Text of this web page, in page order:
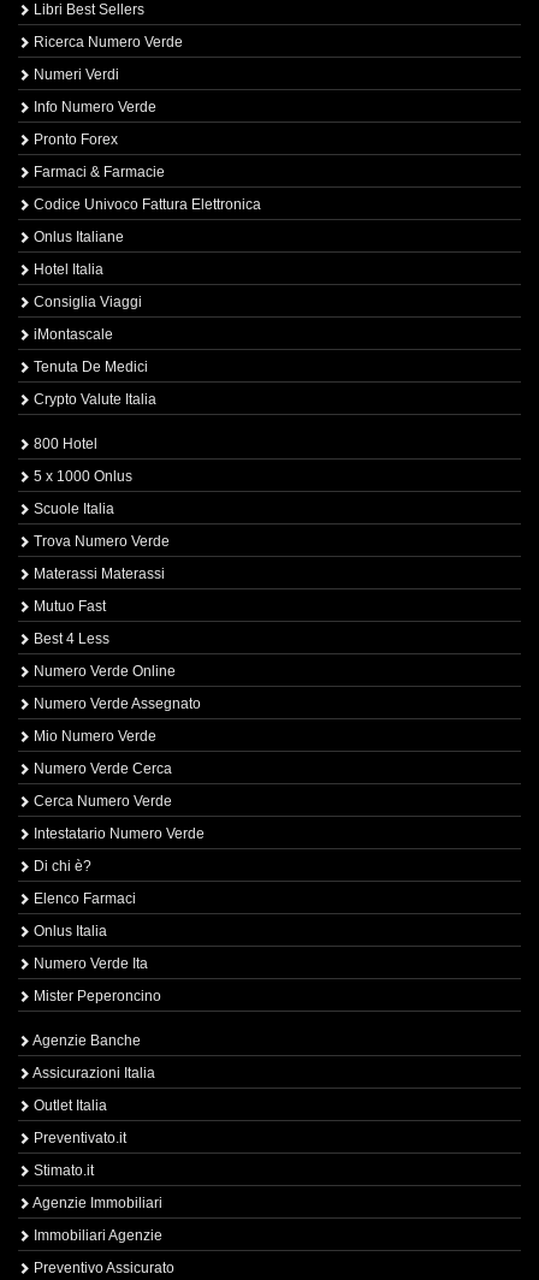
Libri Best Sellers
Ricerca Numero Verde
Numeri Verdi
Info Numero Verde
Pronto Forex
Farmaci & Farmacie
Codice Univoco Fattura Elettronica
Onlus Italiane
Hotel Italia
Consiglia Viaggi
iMontascale
Tenuta De Medici
Crypto Valute Italia
800 Hotel
5 x 1000 Onlus
Scuole Italia
Trova Numero Verde
Materassi Materassi
Mutuo Fast
Best 4 Less
Numero Verde Online
Numero Verde Assegnato
Mio Numero Verde
Numero Verde Cerca
Cerca Numero Verde
Intestatario Numero Verde
Di chi è?
Elenco Farmaci
Onlus Italia
Numero Verde Ita
Mister Peperoncino
Agenzie Banche
Assicurazioni Italia
Outlet Italia
Preventivato.it
Stimato.it
Agenzie Immobiliari
Immobiliari Agenzie
Preventivo Assicurato